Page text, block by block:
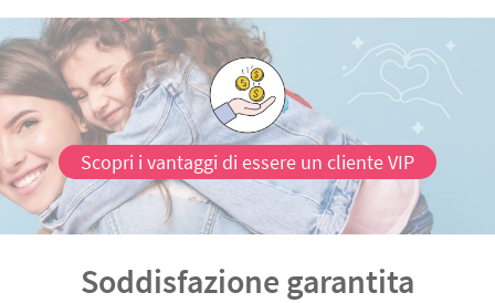
Scopri i vantaggi di essere un cliente VIP
Soddisfazione garantita